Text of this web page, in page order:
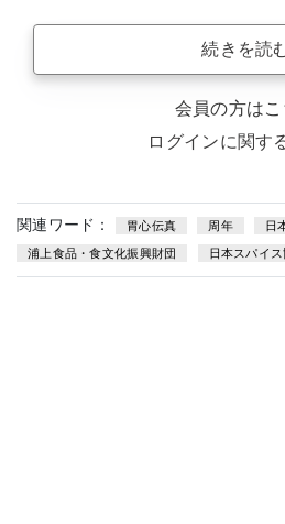
続きを読
会員の方はこ
ログインに関す
関連ワード： 胃心伝真 周年 日
浦上食品・食文化振興財団 日本スパイ